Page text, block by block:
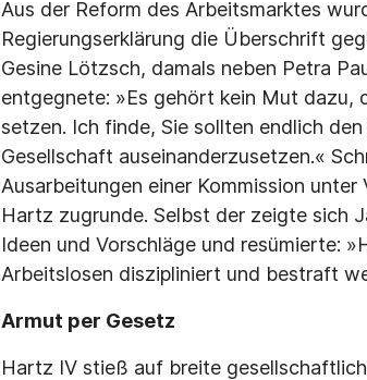
Aus der Reform des Arbeitsmarktes
Regierungserklärung die Überschrift
Gesine Lötzsch, damals neben Petra
entgegnete: »Es gehört kein Mut dazu,
setzen. Ich finde, Sie sollten endlich
Gesellschaft auseinanderzusetzen.«
Ausarbeitungen einer Kommission
Hartz zugrunde. Selbst der zeigte sich
Ideen und Vorschläge und resümierte:
Arbeitslosen diszipliniert und bestraft
Armut per Gesetz
Hartz IV stieß auf breite